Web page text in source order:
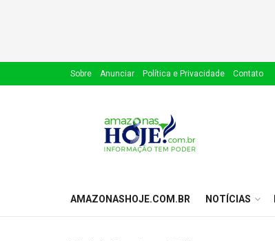
Sobre Anunciar Política e Privacidade Contato
AMAZONASHOJE.COM.BR NOTÍCIAS